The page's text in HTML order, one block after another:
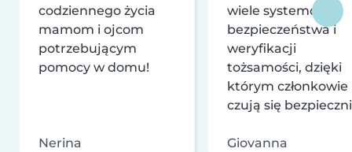
codziennego życia
mamom i ojcom
potrzebującym
pomocy w domu!
Nerina
wiele systemów
bezpieczeństwa i
weryfikacji
tożsamości, dzięki
którym członkowie
czują się
Giovanna